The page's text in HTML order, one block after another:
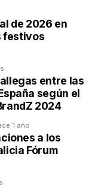
vuelven a
en GITEX
y marketing
de 2026 en
festivos
entre las
según el
2024
1 año
a los
Fórum